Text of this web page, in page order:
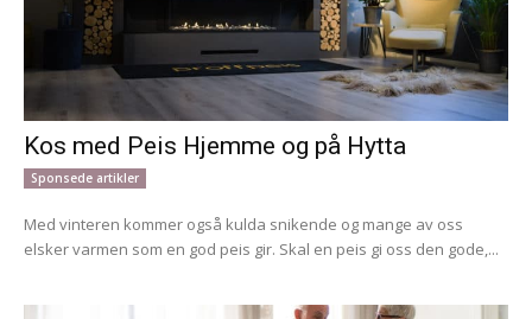
Kos med Peis Hjemme og på Hytta
Sponsede artikler
Med vinteren kommer også kulda snikende og mange av oss
elsker varmen som en god peis gir. Skal en peis gi oss den gode,...